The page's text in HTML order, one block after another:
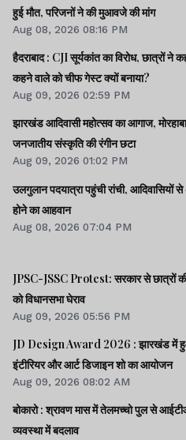
हुई मौत, परिजनों ने की मुआवजे की मांग
Aug 08, 2026 08:16 PM
हैदराबाद : CJI सूर्यकांत का विरोध, छात्रों ने
कहने वाले को चीफ गेस्ट क्यों बनाया?
Aug 09, 2026 02:59 PM
झारखंड आदिवासी महोत्सव का आगाज,
जनजातीय संस्कृति की रंगीन छटा
Aug 09, 2026 01:02 PM
उलगुलान पदयात्रा पहुंची रांची, आदिवासियों
होने का आहवान
Aug 08, 2026 07:04 PM
JPSC-JSSC Protest: सरकार से छात्रों
को विधानसभा घेराव
Aug 09, 2026 05:56 PM
JD Design Award 2026 : झारखंड में
इंटीरियर और आर्ट डिजाइन शो का आयोजन
Aug 09, 2026 08:02 AM
बोकारो : श्रावण मास में तेलमच्चो पुल से
व्यवस्था में बदलाव